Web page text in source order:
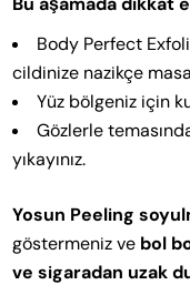
Body Perfect
cildinize nazikçe
Yüz bölgeniz için
Gözlerle
yıkayınız.
Yosun Peeling
göstermeniz ve bol
ve sigaradan uzak